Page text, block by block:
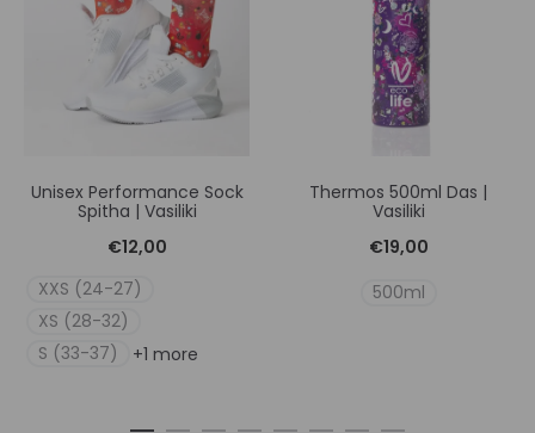
Unisex Performance Sock
Spitha | Vasiliki
€12,00
XXS (24-27)
XS (28-32)
S (33-37)
+1 more
Thermos 500ml Das |
Vasiliki
€19,00
500ml